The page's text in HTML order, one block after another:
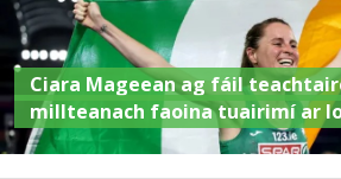
Ciara Mageean ag fáil
millteanach faoina tuairimí ar